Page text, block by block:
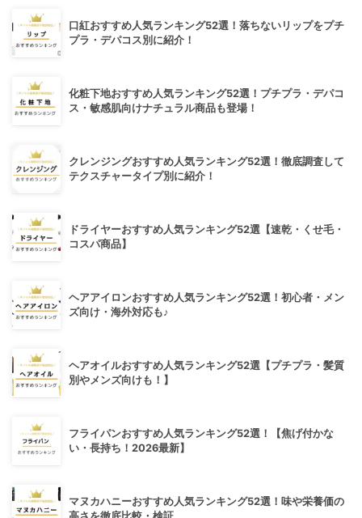
口紅おすすめ人気ランキング52選！落ちないリップをプチ
プラ・デパコス別に紹介！
化粧下地おすすめ人気ランキング52選！プチプラ・デパコ
ス・敏感肌向けナチュラル商品も登場！
クレンジングおすすめ人気ランキング52選！徹底調査して
テクスチャータイプ別に紹介！
ドライヤーおすすめ人気ランキング52選【速乾・くせ毛・
コスパ商品】
ヘアアイロンおすすめ人気ランキング52選！初心者・メン
ズ向け・海外対応も♪
ヘアオイルおすすめ人気ランキング52選【プチプラ・髪質
別やメンズ向けも！】
フライパンおすすめ人気ランキング52選！【焦げ付かな
い・長持ち！2026最新】
マヌカハニーおすすめ人気ランキング52選！味や栄養価の